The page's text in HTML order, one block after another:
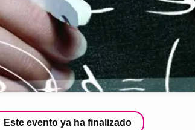
Este evento ya ha finalizado